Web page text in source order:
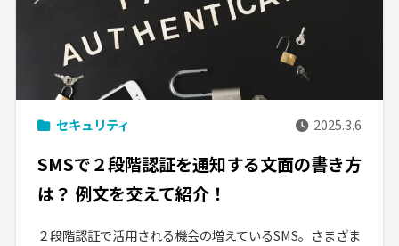
セキュリティ 2025.3.6
SMSで２段階認証を通知する文面の書き方
は？ 例文を交えて紹介！
２段階認証で活用される機会の増えているSMS。さまざま